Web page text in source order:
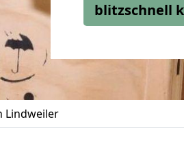
blitzschnell
Lindweiler